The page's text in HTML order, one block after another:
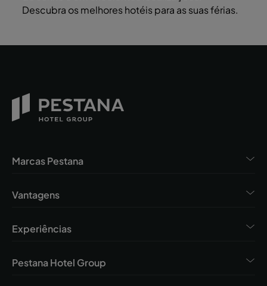
Descubra os melhores hotéis para as suas férias.
Marcas Pestana
Vantagens
Experiências
Pestana Hotel Group